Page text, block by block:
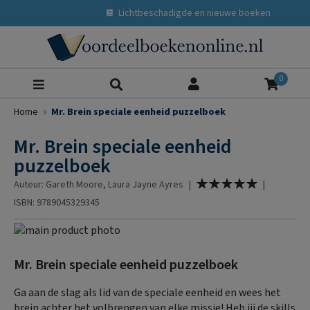
Lichtbeschadigde en nieuwe boeken
0
Home Mr. Brein speciale eenheid puzzelboek
Mr. Brein speciale eenheid
puzzelboek
Auteur: Gareth Moore, Laura Jayne Ayres | Waardering:
|
ISBN: 9789045329345
Ga
het
van
de
naar
begin
van
Mr. Brein speciale eenheid puzzelboek
Ga aan de slag als lid van de speciale eenheid en wees het